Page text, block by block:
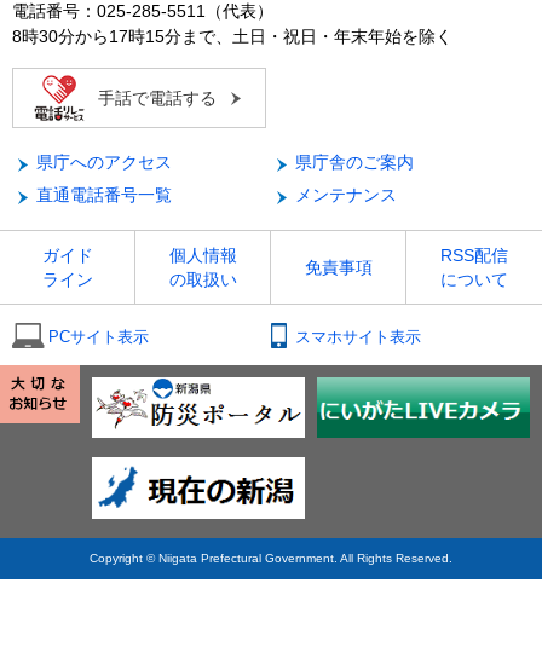
電話番号：025-285-5511（代表）
8時30分から17時15分まで、土日・祝日・年末年始を除く
手話で電話する
県庁へのアクセス
県庁舎のご案内
直通電話番号一覧
メンテナンス
ガイド
ライン
個人情報
の取扱い
免責事項
RSS配信
について
PCサイト表示 スマホサイト表示
Copyright © Niigata Prefectural Government. All Rights Reserved.